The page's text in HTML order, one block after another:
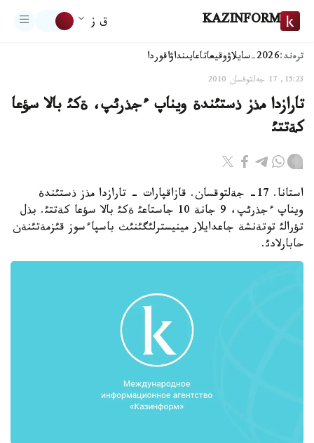
KAZINFORM ق ز
ترەند:2026-سايلاۋ وقيعاتاعايىنداۋاقوردا
15:23, 17 جەلتوقسان 2010
تارازدا مذز ذستئندة ويناپ ءجذرئپ، ةكئ بالا سؤعا
كةتتئ
استانا. 17- جةلتوقسان. قازاقپارات - تارازدا مذز ذستئندة
ويناپ ءجذرئپ، 9 جانة 10 جاستاعئ ةكئ بالا سؤعا كةتتئ. بذل
تؤرالئ توتةنشة جاعدايلار مينيسترلئگئنئث باسپاءسوز قئزمةتئنةن
حابارلادئ.